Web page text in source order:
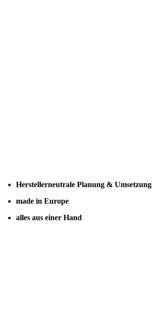
Herstellerneutrale Planung & Umsetzung
made in Europe
alles aus einer Hand